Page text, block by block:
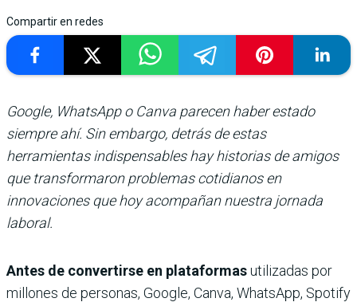
Compartir en redes
Google, WhatsApp o Canva parecen haber estado
siempre ahí. Sin embargo, detrás de estas
herramientas indispensables hay historias de amigos
que transformaron problemas cotidianos en
innovaciones que hoy acompañan nuestra jornada
laboral.
Antes de convertirse en plataformasutilizadas por
millones de personas, Google, Canva, WhatsApp, Spotify